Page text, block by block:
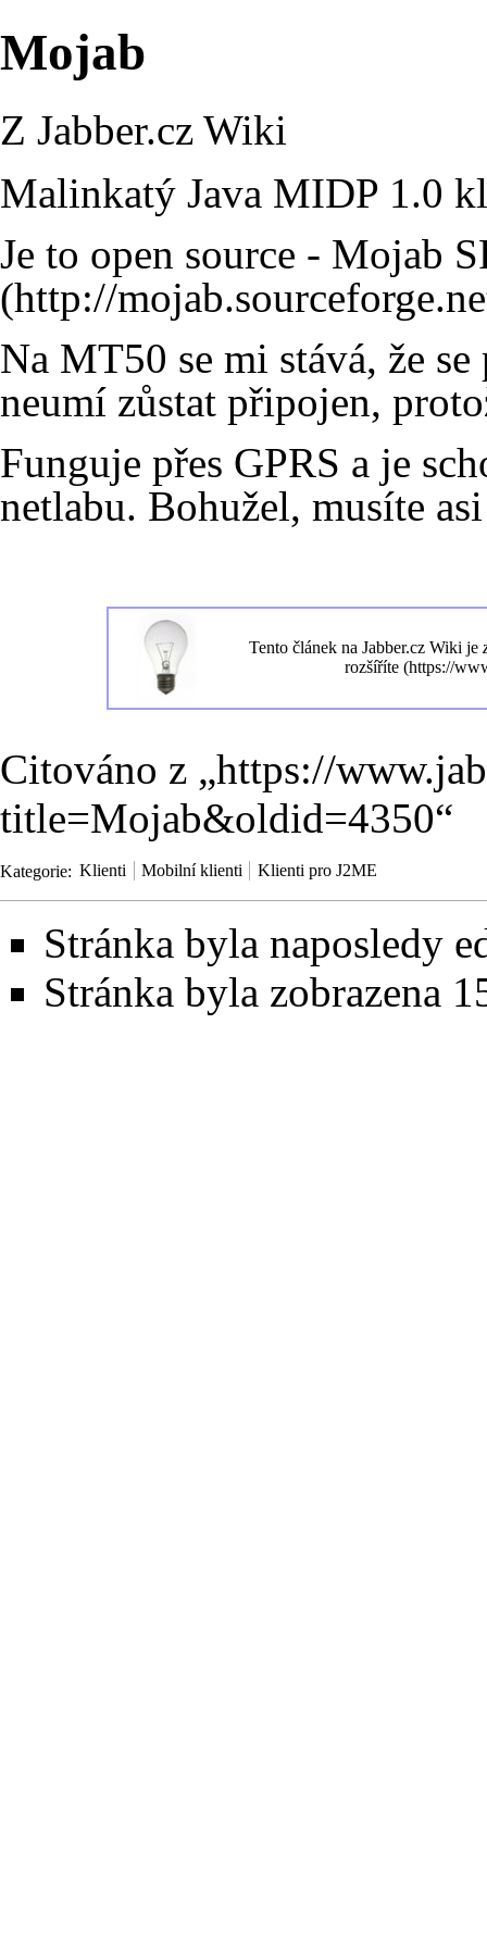
Mojab
Z Jabber.cz Wiki
Malinkatý Java MIDP 1.0
Je to open source - Mojab
Na MT50 se mi stává, že
neumí zůstat připojen,
Funguje přes GPRS a je
netlabu. Bohužel, musíte
Tento článek na Jabber.cz Wiki je
rozšíříte
Citováno z „https://
title=Mojab&oldid=4350“
Kategorie: Klienti Mobilní klienti Klienti pro J2ME
Stránka byla naposledy
Stránka byla zobrazena